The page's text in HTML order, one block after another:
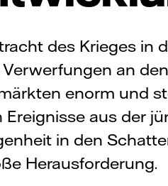
des Krieges in
an
enorm und
Ereignisse aus der
in den
Herausforderung.